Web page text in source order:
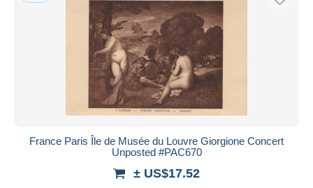
France Paris Île de Musée du Louvre Giorgione Concert
Unposted #PAC670
± US$17.52